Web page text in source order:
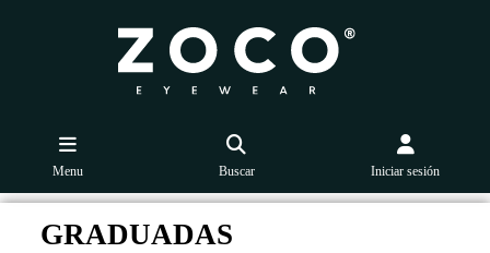
Menu Buscar Iniciar sesión
GRADUADAS